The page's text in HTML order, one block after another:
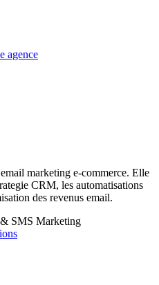
agence
marketing e-commerce. Elle
CRM, les automatisations
des revenus email.
SMS Marketing